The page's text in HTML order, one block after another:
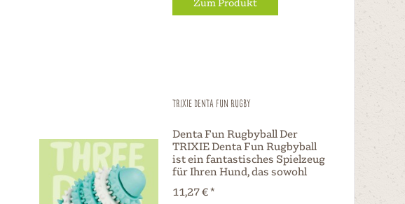
TRIXIE Denta Fun Rugby
Denta Fun Rugbyball Der
TRIXIE Denta Fun Rugbyball
ist ein fantastisches Spielzeug
für Ihren Hund, das sowohl
Spaß als auch Vorteile für die
Zahngesundheit bietet.
11,27 € *